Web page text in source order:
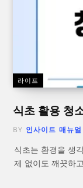
라이프
식초 활용 청
BY 인사이트 매뉴얼
식초는 환경을 생
제 없이도 깨끗하